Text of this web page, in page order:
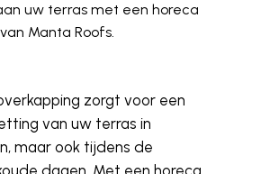
uw terras met een horeca
van Manta Roofs.
zorgt voor een
van uw terras in
maar ook tijdens de
dagen. Met een horeca